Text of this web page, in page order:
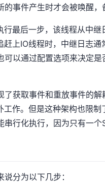
的事件产生时才会被唤醒，
行最后一步，该线程从中
赶上IO线程时，中继日志
可以通过配置选项来决定
了获取事件和重放事件的
工作。但是这种架构也限
串行化执行，因为只有一个
分为以下几步：